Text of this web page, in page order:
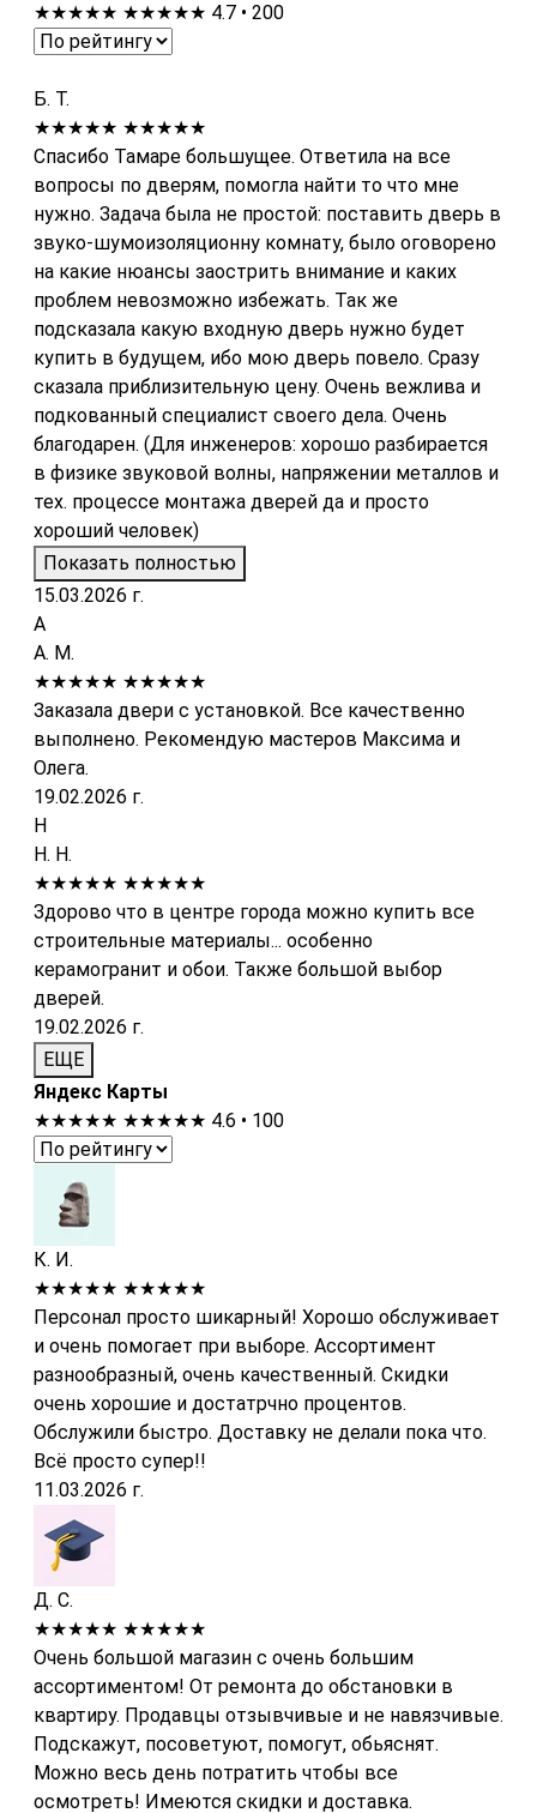
★★★★★ ★★★★★ 4.7 • 200
Б. Т.
★★★★★ ★★★★★
Спасибо Тамаре большущее. Ответила на все
вопросы по дверям, помогла найти то что мне
нужно. Задача была не простой: поставить дверь в
звуко-шумоизоляционну комнату, было оговорено
на какие нюансы заострить внимание и каких
проблем невозможно избежать. Так же
подсказала какую входную дверь нужно будет
купить в будущем, ибо мою дверь повело. Сразу
сказала приблизительную цену. Очень вежлива и
подкованный специалист своего дела. Очень
благодарен. (Для инженеров: хорошо разбирается
в физике звуковой волны, напряжении металлов и
тех. процессе монтажа дверей да и просто
хороший человек)
Показать полностью
15.03.2026 г.
А
А. М.
★★★★★ ★★★★★
Заказала двери с установкой. Все качественно
выполнено. Рекомендую мастеров Максима и
Олега.
19.02.2026 г.
Н
Н. Н.
★★★★★ ★★★★★
Здорово что в центре города можно купить все
строительные материалы... особенно
керамогранит и обои. Также большой выбор
дверей.
19.02.2026 г.
ЕЩЕ
Яндекс Карты
★★★★★ ★★★★★ 4.6 • 100
К. И.
★★★★★ ★★★★★
Персонал просто шикарный! Хорошо обслуживает
и очень помогает при выборе. Ассортимент
разнообразный, очень качественный. Скидки
очень хорошие и достатрчно процентов.
Обслужили быстро. Доставку не делали пока что.
Всё просто супер!!
11.03.2026 г.
Д. С.
★★★★★ ★★★★★
Очень большой магазин с очень большим
ассортиментом! От ремонта до обстановки в
квартиру. Продавцы отзывчивые и не навязчивые.
Подскажут, посоветуют, помогут, обьяснят.
Можно весь день потратить чтобы все
осмотреть! Имеются скидки и доставка.